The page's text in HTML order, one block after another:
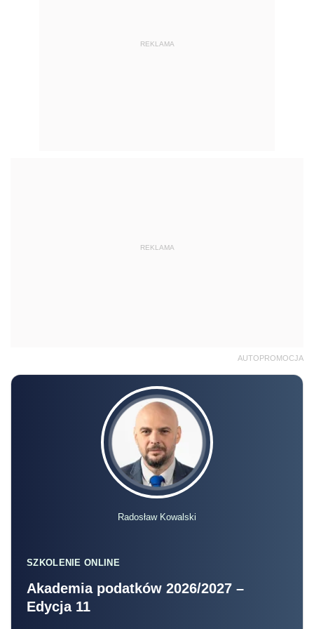
REKLAMA
REKLAMA
AUTOPROMOCJA
Radosław Kowalski
SZKOLENIE ONLINE
Akademia podatków 2026/2027 –
Edycja 11